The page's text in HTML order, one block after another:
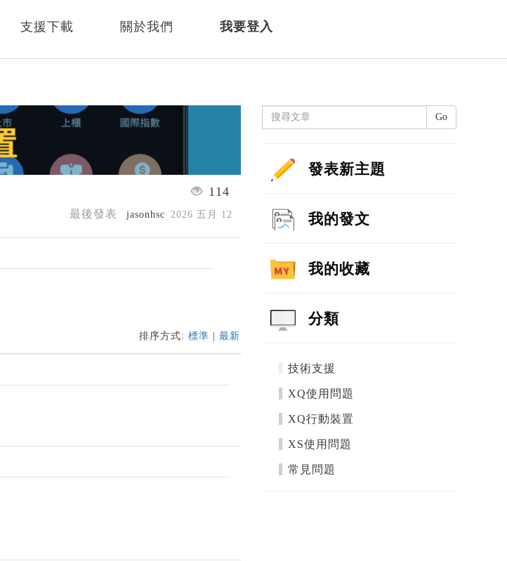
支援下載 關於我們 我要登入
114
最後發表 jasonhsc 2026 五月 12
排序方式:標準 |最新
Go
發表新主題
我的發文
我的收藏
分類
技術支援
XQ使用問題
XQ行動裝置
XS使用問題
常見問題